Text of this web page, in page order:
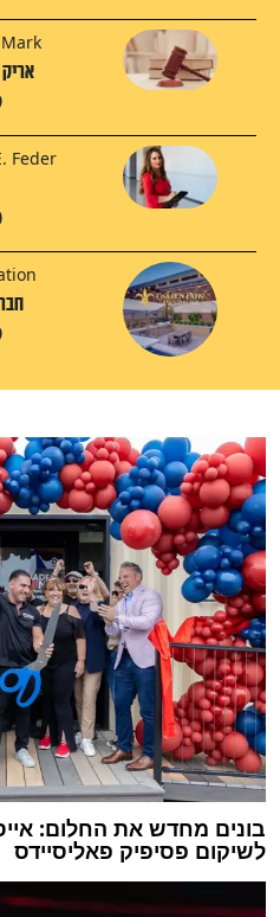
Feder
בונים מחדש את החלום:
לשיקום פסיפיק פאליסיידס